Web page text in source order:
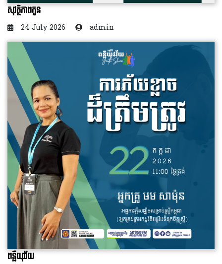
សុវត្ថិភាពកូន
24 July 2026 admin
ពន្លឺយុវវ័យ